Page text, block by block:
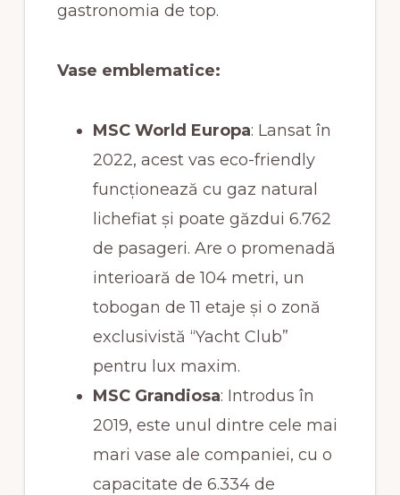
gastronomia de top.
Vase emblematice:
MSC World Europa: Lansat în
2022, acest vas eco-friendly
funcționează cu gaz natural
lichefiat și poate găzdui 6.762
de pasageri. Are o promenadă
interioară de 104 metri, un
tobogan de 11 etaje și o zonă
exclusivistă “Yacht Club”
pentru lux maxim.
MSC Grandiosa: Introdus în
2019, este unul dintre cele mai
mari vase ale companiei, cu o
capacitate de 6.334 de